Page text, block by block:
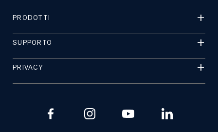
PRODOTTI
SUPPORTO
PRIVACY